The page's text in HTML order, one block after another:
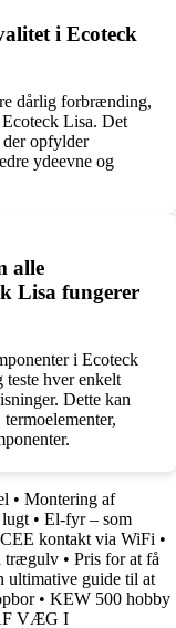
i Ecoteck
dårlig forbrænding,
Lisa. Det
opfylder
ydeevne og
alle
Lisa fungerer
i Ecoteck
teste hver enkelt
Dette kan
• Montering af
• El-fyr – som
kontakt via WiFi •
trægulv • Pris for at få
ultimative guide til at
• KEW 500 hobby
VÆG I